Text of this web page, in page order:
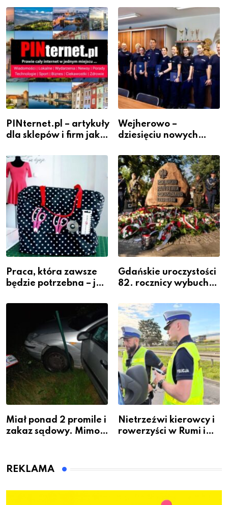
PINternet.pl – artykuły
dla sklepów i firm jako
widoczność
Wejherowo –
dziesięciu nowych
szeregach Komendy
Powiatowej
Praca, która zawsze
będzie potrzebna – jak
zawodem przyszłości i
gdzie się go nauczyć?
Gdańskie uroczystości
82. rocznicy wybuchu
Warszawskiego
Miał ponad 2 promile i
zakaz sądowy. Mimo
Bolszewie i uderzył w
Nietrzeźwi kierowcy i
rowerzyści w Rumi i
REKLAMA